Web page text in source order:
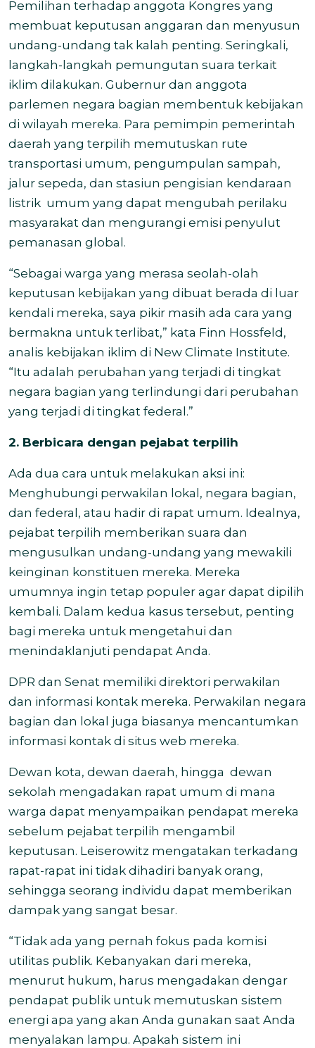
Pemilihan terhadap anggota Kongres yang
membuat keputusan anggaran dan menyusun
undang-undang tak kalah penting. Seringkali,
langkah-langkah pemungutan suara terkait
iklim dilakukan. Gubernur dan anggota
parlemen negara bagian membentuk kebijakan
di wilayah mereka. Para pemimpin pemerintah
daerah yang terpilih memutuskan rute
transportasi umum, pengumpulan sampah,
jalur sepeda, dan stasiun pengisian kendaraan
listrik umum yang dapat mengubah perilaku
masyarakat dan mengurangi emisi penyulut
pemanasan global.
“Sebagai warga yang merasa seolah-olah
keputusan kebijakan yang dibuat berada di luar
kendali mereka, saya pikir masih ada cara yang
bermakna untuk terlibat,” kata Finn Hossfeld,
analis kebijakan iklim di New Climate Institute.
“Itu adalah perubahan yang terjadi di tingkat
negara bagian yang terlindungi dari perubahan
yang terjadi di tingkat federal.”
2. Berbicara dengan pejabat terpilih
Ada dua cara untuk melakukan aksi ini:
Menghubungi perwakilan lokal, negara bagian,
dan federal, atau hadir di rapat umum. Idealnya,
pejabat terpilih memberikan suara dan
mengusulkan undang-undang yang mewakili
keinginan konstituen mereka. Mereka
umumnya ingin tetap populer agar dapat dipilih
kembali. Dalam kedua kasus tersebut, penting
bagi mereka untuk mengetahui dan
menindaklanjuti pendapat Anda.
DPR dan Senat memiliki direktori perwakilan
dan informasi kontak mereka. Perwakilan negara
bagian dan lokal juga biasanya mencantumkan
informasi kontak di situs web mereka.
Dewan kota, dewan daerah, hingga dewan
sekolah mengadakan rapat umum di mana
warga dapat menyampaikan pendapat mereka
sebelum pejabat terpilih mengambil
keputusan. Leiserowitz mengatakan terkadang
rapat-rapat ini tidak dihadiri banyak orang,
sehingga seorang individu dapat memberikan
dampak yang sangat besar.
“Tidak ada yang pernah fokus pada komisi
utilitas publik. Kebanyakan dari mereka,
menurut hukum, harus mengadakan dengar
pendapat publik untuk memutuskan sistem
energi apa yang akan Anda gunakan saat Anda
menyalakan lampu. Apakah sistem ini